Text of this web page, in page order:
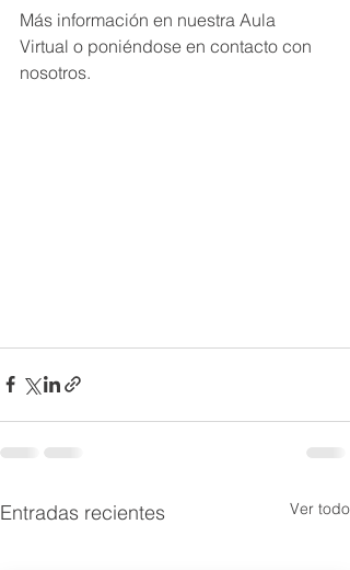
Más información en nuestra Aula
Virtual o poniéndose en contacto con
nosotros.
Entradas recientes Ver todo